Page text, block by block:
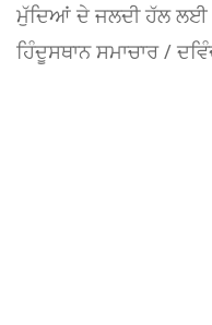
ਮੁੱਦਿਆਂ ਦੇ ਜਲਦੀ ਹੱਲ ਲਈ
ਹਿੰਦੂਸਥਾਨ ਸਮਾਚਾਰ /